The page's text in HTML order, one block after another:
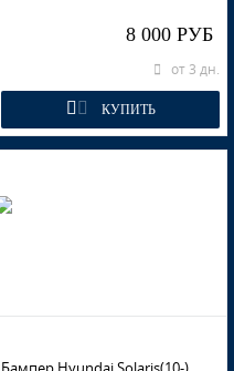
8 000 РУБ
от 3 дн.
КУПИТЬ